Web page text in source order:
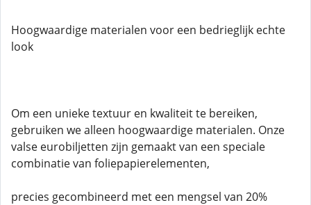
Hoogwaardige materialen voor een bedrieglijk echte
look
Om een ​​unieke textuur en kwaliteit te bereiken,
gebruiken we alleen hoogwaardige materialen. Onze
valse eurobiljetten zijn gemaakt van een speciale
combinatie van foliepapierelementen,
precies gecombineerd met een mengsel van 20%